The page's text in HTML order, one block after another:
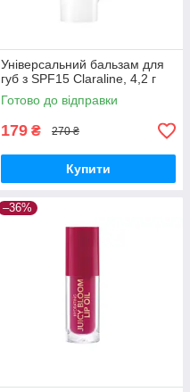
Універсальний бальзам для
губ з SPF15 Claraline, 4,2 г
Готово до відправки
179 ₴ 270 ₴
Купити
–36%